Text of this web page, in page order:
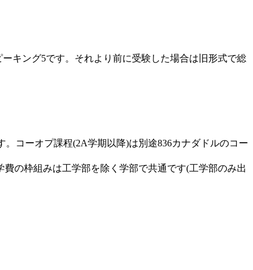
キング5です。それより前に受験した場合は旧形式で総
コーオプ課程(2A学期以降)は別途836カナダドルのコー
の枠組みは工学部を除く学部で共通です(工学部のみ出